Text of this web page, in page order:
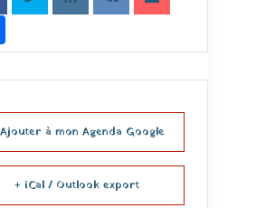
à mon Agenda Google
+ iCal / Outlook export